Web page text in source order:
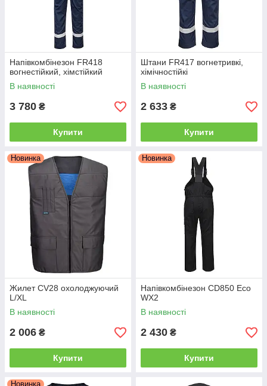
Напівкомбінезон FR418
вогнестійкий, хімстійкий
В наявності
3 780 ₴
Купити
Штани FR417 вогнетривкі,
хімічностійкі
В наявності
2 633 ₴
Купити
Новинка
Жилет CV28 охолоджуючий
L/XL
В наявності
2 006 ₴
Купити
Новинка
Напівкомбінезон CD850 Eco
WX2
В наявності
2 430 ₴
Купити
Новинка